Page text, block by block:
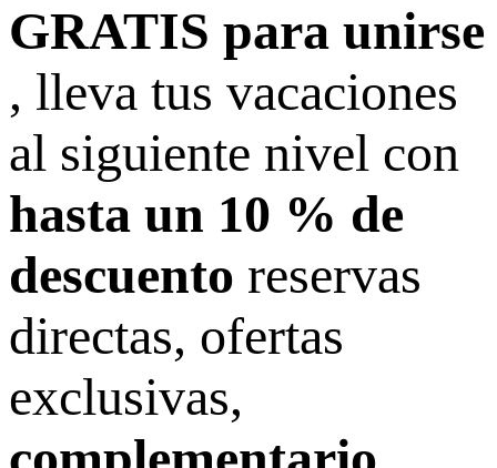
GRATIS para unirse
, lleva tus vacaciones
al siguiente nivel con
hasta un 10 % de
descuento reservas
directas, ofertas
exclusivas,